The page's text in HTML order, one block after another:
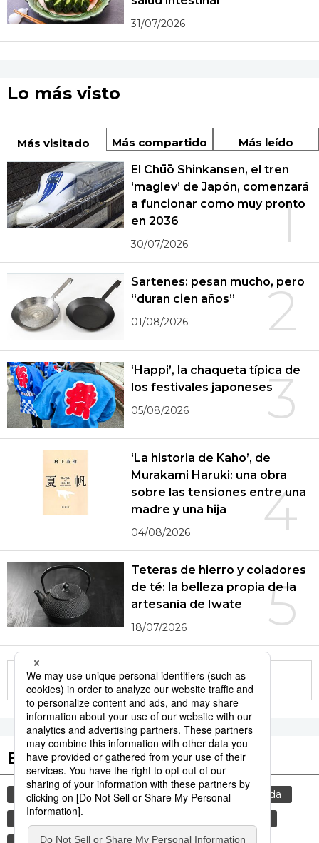
31/07/2026
Lo más visto
Más visitado Más compartido Más leído
1
El Chūō Shinkansen, el tren
‘maglev’ de Japón, comenzará
a funcionar como muy pronto
en 2036
30/07/2026
2
Sartenes: pesan mucho, pero
“duran cien años”
01/08/2026
3
‘Happi’, la chaqueta típica de
los festivales japoneses
05/08/2026
4
‘La historia de Kaho’, de
Murakami Haruki: una obra
sobre las tensiones entre una
madre y una hija
04/08/2026
5
Teteras de hierro y coladores
de té: la belleza propia de la
artesanía de Iwate
18/07/2026
More in this series
Etiquetas destacadas
cultura sociedad gastronomía
comida
modales